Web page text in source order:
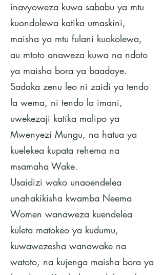
inavyoweza kuwa sababu ya mtu
kuondolewa katika umaskini,
maisha ya mtu fulani kuokolewa,
au mtoto anaweza kuwa na ndoto
ya maisha bora ya baadaye.
Sadaka zenu leo ni zaidi ya tendo
la wema, ni tendo la imani,
uwekezaji katika malipo ya
Mwenyezi Mungu, na hatua ya
kuelekea kupata rehema na
msamaha Wake.
Usaidizi wako unaoendelea
unahakikisha kwamba Neema
Women wanaweza kuendelea
kuleta matokeo ya kudumu,
kuwawezesha wanawake na
watoto, na kujenga maisha bora ya